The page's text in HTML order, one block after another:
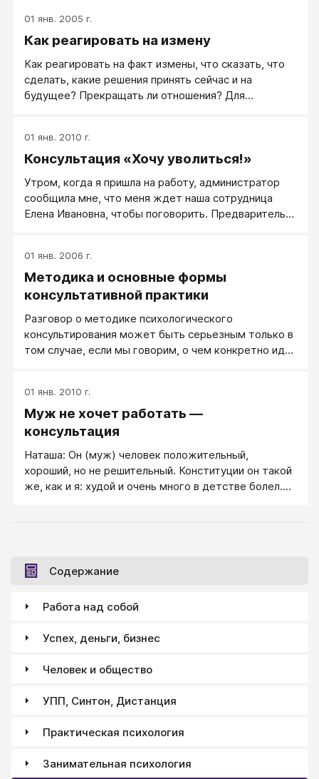
делать со своими чувствами, как пережить измену -
и Как реагировать на факт измены, что сказать, что
будущее.
01 янв. 2005 г.
Как реагировать на измену
Как реагировать на факт измены, что сказать, что
сделать, какие решения принять сейчас и на
будущее? Прекращать ли отношения? Для
чем измены женские. Ошибки жены: плач, сопли,
слезы или мертвое несчастное лицо, обвинения
если уходить "туда" планов у него не было. Уйдет в
никуда. Вы правда этого хотите?
01 янв. 2010 г.
Консультация «Хочу уволиться!»
Утром, когда я пришла на работу, администратор
сообщила мне, что меня ждет наша сотрудница
Елена Ивановна, чтобы поговорить. Предварительно
уборщицей второй месяц, спокойная, миловидная
женщина, человек взрослый ей около 60 лет.
01 янв. 2006 г.
Методика и основные формы
консультативной практики
Разговор о методике психологического
консультирования может быть серьезным только в
том случае, если мы говорим, о чем конкретно идет
01 янв. 2010 г.
Муж не хочет работать —
консультация
Наташа: Он (муж) человек положительный,
хороший, но не решительный. Конституции он такой
же, как и я: худой и очень много в детстве болел.
Содержание
Работа над собой
Успех, деньги, бизнес
Человек и общество
УПП, Синтон, Дистанция
Практическая психология
Занимательная психология